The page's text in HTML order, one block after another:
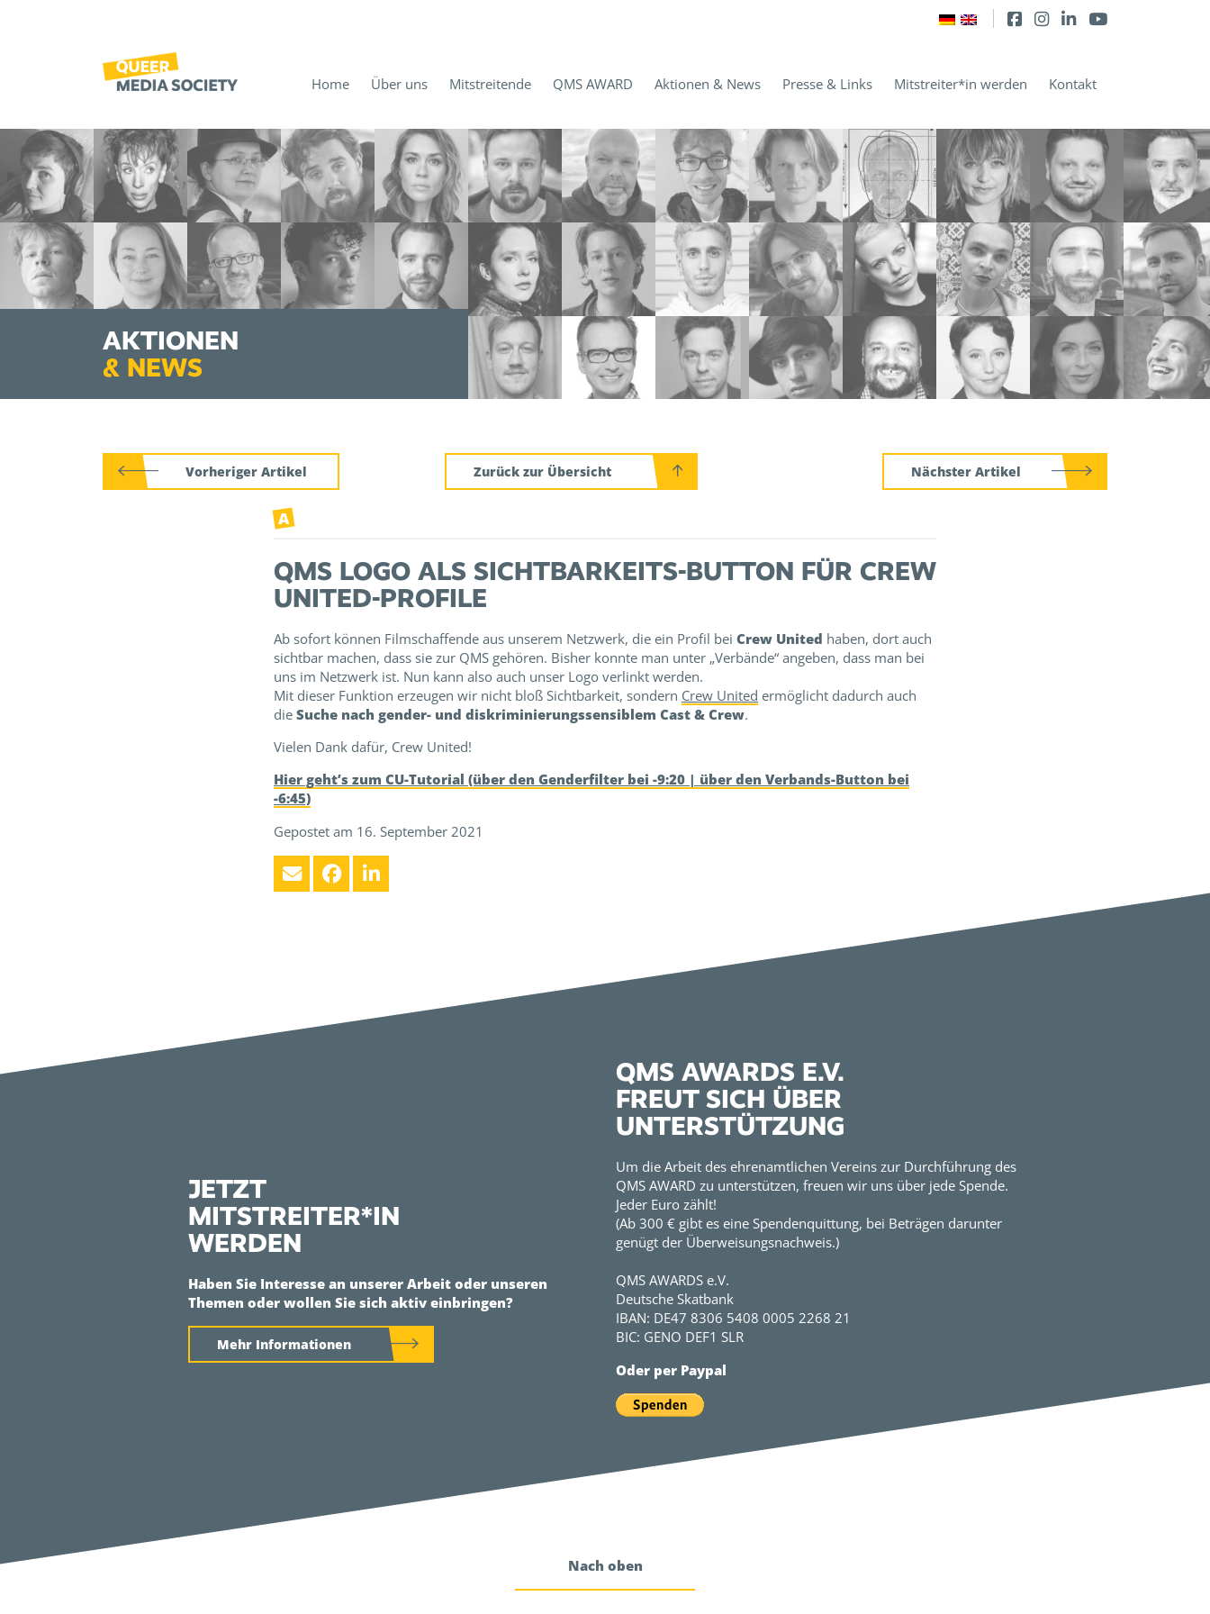
Home Über uns Mitstreitende QMS AWARD Aktionen & News Presse & Links Mitstreiter*in werden Kontakt
AKTIONEN
& NEWS
Vorheriger Artikel Zurück zur Übersicht Nächster Artikel
A
QMS LOGO ALS SICHTBARKEITS-BUTTON FÜR CREW
UNITED-PROFILE
Ab sofort können Filmschaffende aus unserem Netzwerk, die ein Profil bei Crew United haben, dort auch
sichtbar machen, dass sie zur QMS gehören. Bisher konnte man unter „Verbände“ angeben, dass man bei
uns im Netzwerk ist. Nun kann also auch unser Logo verlinkt werden.
Mit dieser Funktion erzeugen wir nicht bloß Sichtbarkeit, sondern Crew United ermöglicht dadurch auch
die Suche nach gender- und diskriminierungssensiblem Cast & Crew.
Vielen Dank dafür, Crew United!
Hier geht’s zum CU-Tutorial (über den Genderfilter bei -9:20 | über den Verbands-Button bei
-6:45)
Gepostet am 16. September 2021
QMS AWARDS E.V.
FREUT SICH ÜBER
UNTERSTÜTZUNG
JETZT
MITSTREITER*IN
WERDEN
Haben Sie Interesse an unserer Arbeit oder unseren
Themen oder wollen Sie sich aktiv einbringen?
Mehr Informationen
Um die Arbeit des ehrenamtlichen Vereins zur Durchführung des
QMS AWARD zu unterstützen, freuen wir uns über jede Spende.
Jeder Euro zählt!
(Ab 300 € gibt es eine Spendenquittung, bei Beträgen darunter
genügt der Überweisungsnachweis.)
QMS AWARDS e.V.
Deutsche Skatbank
IBAN: DE47 8306 5408 0005 2268 21
BIC: GENO DEF1 SLR
Oder per Paypal
Nach oben